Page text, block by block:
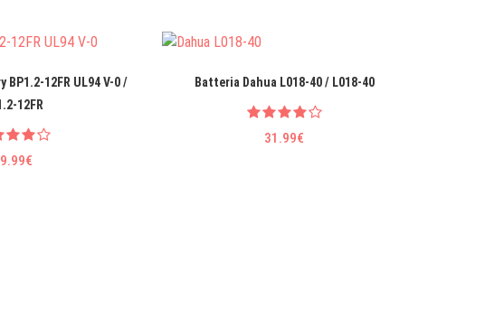
12FR UL94 V-0 /
12FR
Batteria Dahua L018-40 / L018-40
31.99€